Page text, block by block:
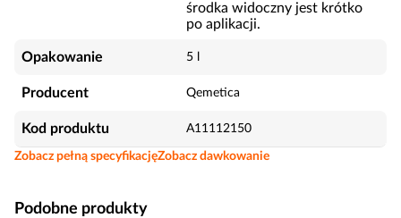
środka widoczny jest krótko
po aplikacji.
Opakowanie 5 l
Producent Qemetica
Kod produktu A11112150
Zobacz pełną specyfikacjęZobacz dawkowanie
Podobne produkty